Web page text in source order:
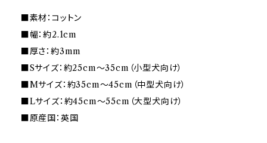
■素材：コットン
■幅：約2.1cm
■厚さ：約3mm
■Sサイズ：約25cm～35cm（小型犬向け）
■Mサイズ：約35cm～45cm（中型犬向け）
■Lサイズ：約45cm～55cm（大型犬向け）
■原産国：英国